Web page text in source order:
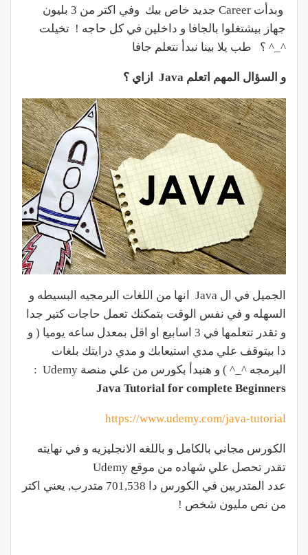
وبدأت Career جديد خاص بيك وفي اكتر من 3 بليون
جهاز بيشتغلوا بالجافا و داخلين في كل حاجه ! تخيلت
^_^ ؟ طب يلا بينا نبدأ نتعلم جافا
و السؤال المهم اتعلم Java ازاي ؟
الجميل في ال Java انها من اللغات البرمجيه البسيطه و
السهله و في نفس الوقت بتمكنك تعمل حاجات كتير جدا
و تقدر تتعلمها في 3 اسابيع او اقل بمعدل ساعه يوميا ( و
دا بيتوقف علي مدي استيعابك و مدي درايتك بلغات
البرمجه ^_^ ) و هنبدأ بكورس من علي منصة Udemy :
Java Tutorial for complete Beginners
https://www.udemy.com/java-tutorial
الكورس مجاني بالكامل و باللغه الانجليزيه و في نهايته
تقدر تحصل علي شهاده من موقع Udemy
عدد المتدربين في الكورس دا 701,538 متدرب, يعني اكتر
من نص مليون شخص !